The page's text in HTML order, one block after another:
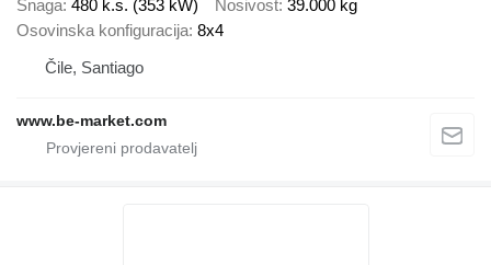
Snaga 480 k.s. (353 kW) Nosivost 39.000 kg
Osovinska konfiguracija 8x4
Čile, Santiago
www.be-market.com